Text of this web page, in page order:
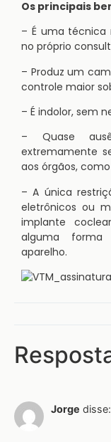
Os principais
– É uma técnica
no próprio
– Produz um
controle maior
– É indolor, sem
– Quase
extremamente
aos órgãos,
– A única
eletrônicos ou
implante
alguma forma
aparelho.
Jorge disse: